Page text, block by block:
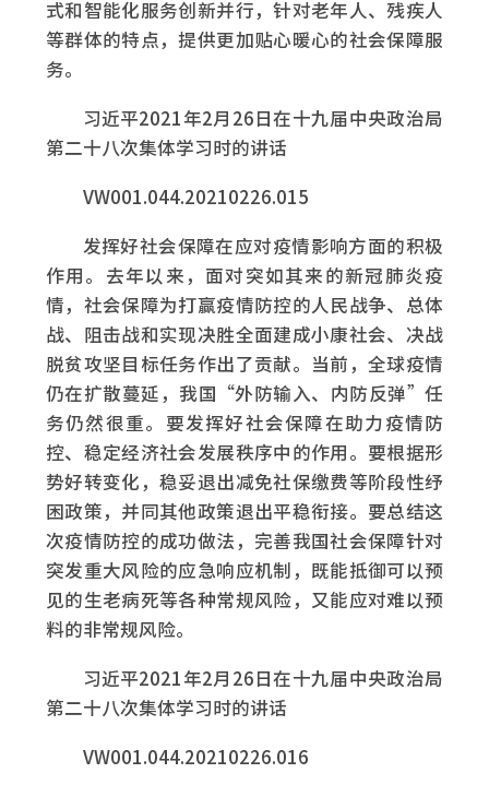
式和智能化服务创新并行，针对老年人、残疾人
等群体的特点，提供更加贴心暖心的社会保障服
务。
习近平2021年2月26日在十九届中央政治局
第二十八次集体学习时的讲话
VW001.044.20210226.015
发挥好社会保障在应对疫情影响方面的积极
作用。去年以来，面对突如其来的新冠肺炎疫
情，社会保障为打赢疫情防控的人民战争、总体
战、阻击战和实现决胜全面建成小康社会、决战
脱贫攻坚目标任务作出了贡献。当前，全球疫情
仍在扩散蔓延，我国“外防输入、内防反弹”任
务仍然很重。要发挥好社会保障在助力疫情防
控、稳定经济社会发展秩序中的作用。要根据形
势好转变化，稳妥退出减免社保缴费等阶段性纾
困政策，并同其他政策退出平稳衔接。要总结这
次疫情防控的成功做法，完善我国社会保障针对
突发重大风险的应急响应机制，既能抵御可以预
见的生老病死等各种常规风险，又能应对难以预
料的非常规风险。
习近平2021年2月26日在十九届中央政治局
第二十八次集体学习时的讲话
VW001.044.20210226.016